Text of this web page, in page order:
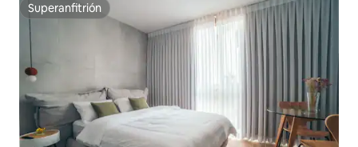
Superanfitrión
Superanfitrión